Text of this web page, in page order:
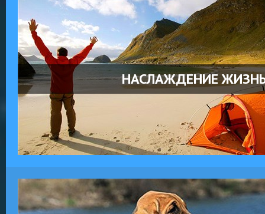
НАСЛАЖДЕНИЕ